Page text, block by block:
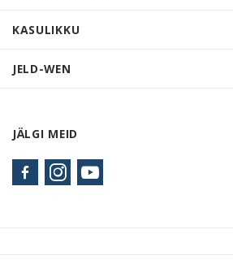
KASULIKKU
JELD-WEN
JÄLGI MEID